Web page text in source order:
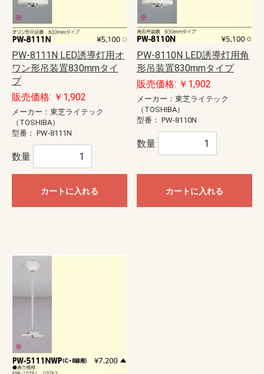
PW-8111N LED誘導灯用オ
ワン形吊装置830mmタイ
プ
販売価格: ￥1,902
メーカー：東芝ライテック
（TOSHIBA）
型番： PW-8111N
数量
カートに入れる
PW-8110N LED誘導灯用角
形吊装置830mmタイプ
販売価格: ￥1,902
メーカー：東芝ライテック
（TOSHIBA）
型番： PW-8110N
数量
カートに入れる